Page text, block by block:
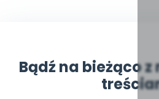
Bądź na bieżąco